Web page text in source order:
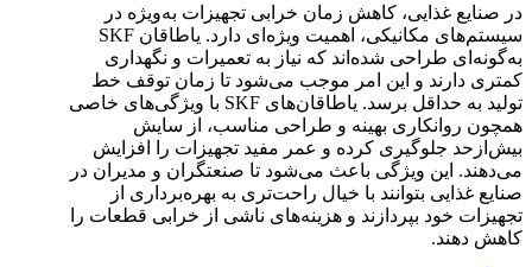
در صنایع غذایی، کاهش زمان خرابی تجهیزات به‌ویژه در
سیستم‌های مکانیکی، اهمیت ویژه‌ای دارد. یاطاقان SKF
به‌گونه‌ای طراحی شده‌اند که نیاز به تعمیرات و نگهداری
کمتری دارند و این امر موجب می‌شود تا زمان توقف خط
تولید به حداقل برسد. یاطاقان‌های SKF با ویژگی‌های خاصی
همچون روانکاری بهینه و طراحی مناسب، از سایش
بیش‌ازحد جلوگیری کرده و عمر مفید تجهیزات را افزایش
می‌دهند. این ویژگی باعث می‌شود تا صنعتگران و مدیران در
صنایع غذایی بتوانند با خیال راحت‌تری به بهره‌برداری از
تجهیزات خود بپردازند و هزینه‌های ناشی از خرابی قطعات را
کاهش دهند.